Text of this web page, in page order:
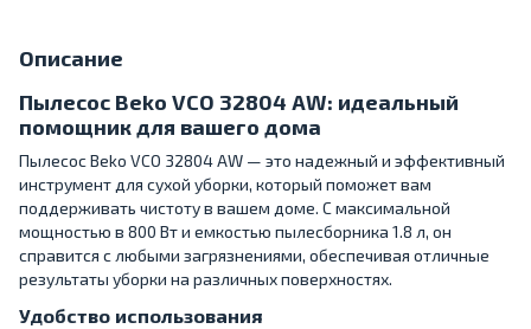
Описание
Пылесос Beko VCO 32804 AW: идеальный
помощник для вашего дома
Пылесос Beko VCO 32804 AW — это надежный и эффективный
инструмент для сухой уборки, который поможет вам
поддерживать чистоту в вашем доме. С максимальной
мощностью в 800 Вт и емкостью пылесборника 1.8 л, он
справится с любыми загрязнениями, обеспечивая отличные
результаты уборки на различных поверхностях.
Удобство использования